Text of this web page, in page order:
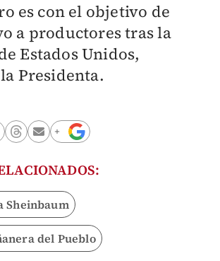
es con el objetivo de
a productores tras la
Estados Unidos,
Presidenta.
Sheinbaum
del Pueblo